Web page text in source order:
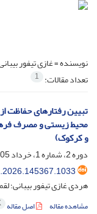
نویسنده =غازی تیفور
تعداد مقالات: 1
تبیین رفتارهای حفاظت
محیط‌‌ زیستی و مصرف
و کرکوک)
دوره 2، شماره 1، خرداد 1405، صفحه
هردی غازی تیفور بیبانی؛
مشاهده مقاله اصل مقاله